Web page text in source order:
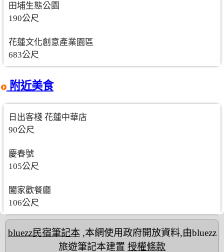
田埔生態公園
190公尺
花蓮文化創意產業園區
683公尺
附近美食
日出客棧 花蓮中華店
90公尺
慶春號
105公尺
闔家歡餐廳
106公尺
bluezz民宿筆記本,本網使用政府開放資料,由bluezz
旅遊筆記本建置 授權條款